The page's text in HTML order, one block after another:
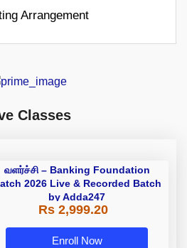
Arrangement
Classes
வளர்ச்சி – Banking Foundation
2026 Live & Recorded Batch
by Adda247
Rs 2,999.20
Enroll Now